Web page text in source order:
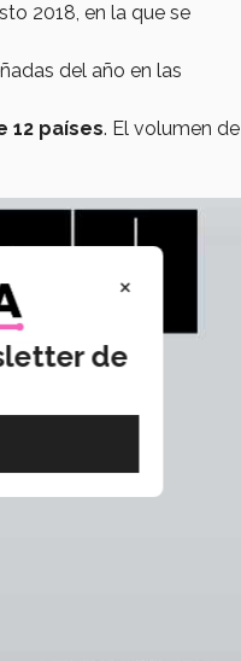
2018, en la que se
del año en las
12 países. El volumen de
×
de